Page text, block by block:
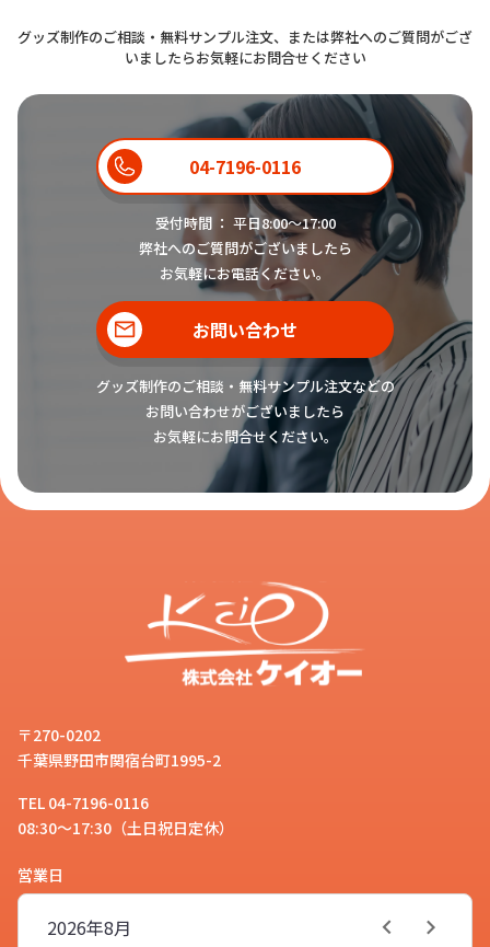
グッズ制作のご相談・無料サンプル注文、または弊社へのご質問がござ
いましたらお気軽にお問合せください
04-7196-0116
受付時間 ： 平日8:00〜17:00
弊社へのご質問がございましたら
お気軽にお電話ください。
お問い合わせ
グッズ制作のご相談・無料サンプル注文などの
お問い合わせがございましたら
お気軽にお問合せください。
〒270-0202
千葉県野田市関宿台町1995-2
TEL 04-7196-0116
08:30～17:30（土日祝日定休）
営業日
8月
2026年